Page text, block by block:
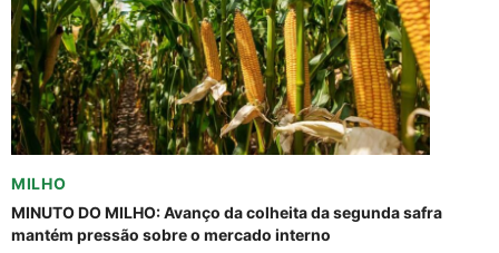
MILHO
MINUTO DO MILHO: Avanço da colheita da segunda safra
mantém pressão sobre o mercado interno